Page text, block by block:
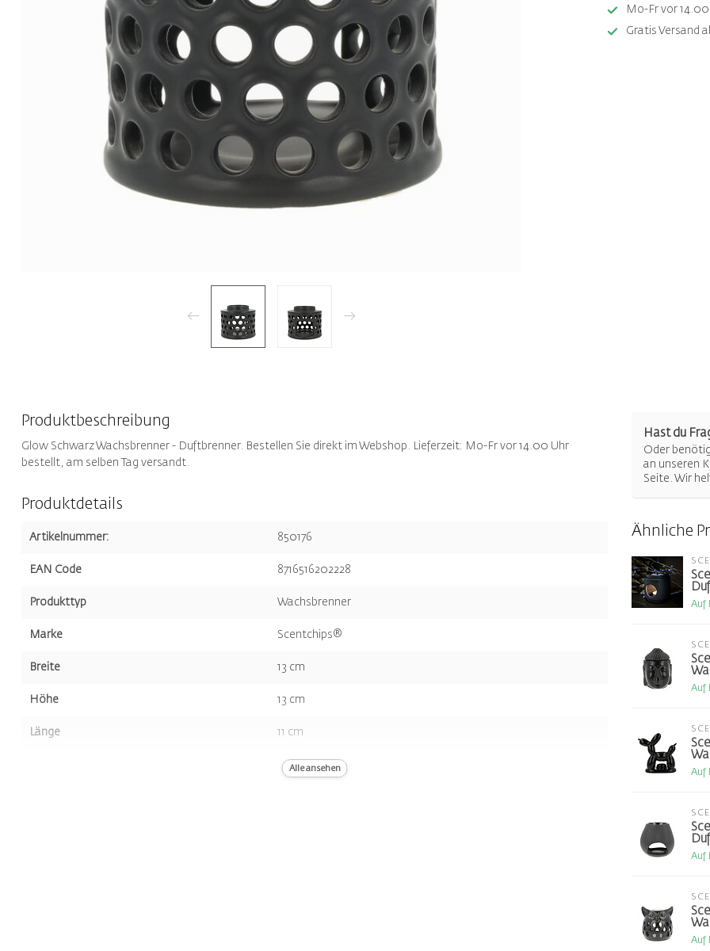
Mo-Fr vor
Gratis Versand
Produktbeschreibung
Glow Schwarz Wachsbrenner - Duftbrenner. Bestellen Sie direkt im Webshop. Lieferzeit: Mo-Fr vor 14.00 Uhr
bestellt, am selben Tag versandt.
Produktdetails
Artikelnummer: 850176
EAN Code 8716516202228
Produkttyp Wachsbrenner
Marke Scentchips®
Breite 13 cm
Höhe 13 cm
Länge 11 cm
637 gr
Alle ansehen
Hast du
Oder
an unseren
Seite. Wir
Ähnliche
Auf
Auf
Auf
Auf
Auf